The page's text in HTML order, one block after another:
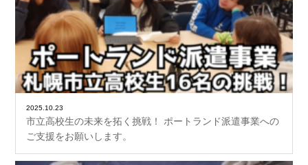
2025.10.23
市立高校生の未来を拓く挑戦！ ポートランド派遣事業への
ご支援をお願いします。